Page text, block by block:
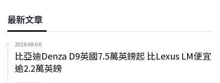
最新文章
2026-08-06
比亞迪Denza D9英國7.5萬英鎊起 比Lexus LM便宜
逾2.2萬英鎊